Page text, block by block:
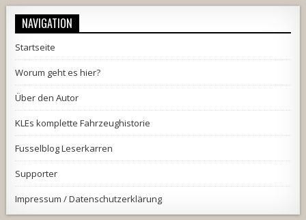
NAVIGATION
Startseite
Worum geht es hier?
Über den Autor
KLEs komplette Fahrzeughistorie
Fusselblog Leserkarren
Supporter
Impressum / Datenschutzerklärung